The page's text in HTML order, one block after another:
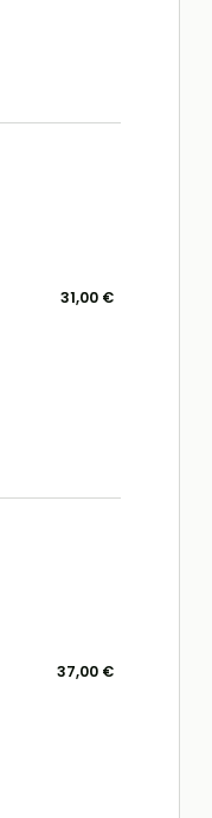
31,00 €
37,00 €